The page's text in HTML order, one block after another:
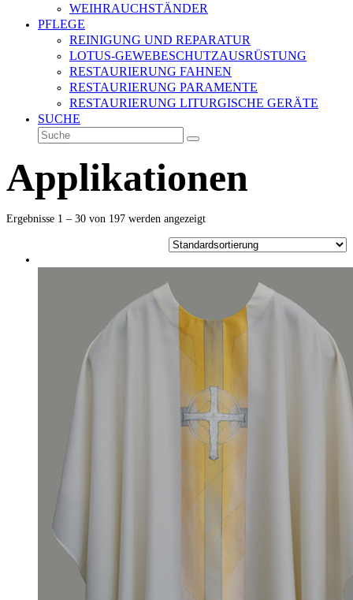
WEIHRAUCHSTÄNDER
PFLEGE
REINIGUNG UND REPARATUR
LOTUS-GEWEBESCHUTZAUSRÜSTUNG
RESTAURIERUNG FAHNEN
RESTAURIERUNG PARAMENTE
RESTAURIERUNG LITURGISCHE GERÄTE
SUCHE
Suche
Senden
Applikationen
Ergebnisse 1 – 30 von 197 werden angezeigt